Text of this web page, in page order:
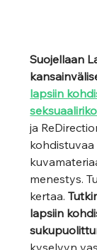
Suojellaan
lapsiin
ja
menestys.
kertaa.
lapsiin
kyselyyn